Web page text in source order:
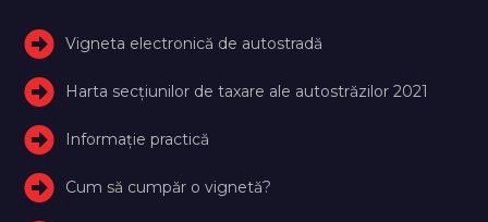
Vigneta electronică de autostradă
Harta secțiunilor de taxare ale autostrăzilor 2021
Informație practică
Cum să cumpăr o vignetă?